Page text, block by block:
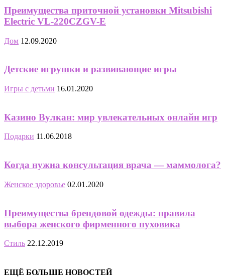
Преимущества приточной установки Mitsubishi
Electric VL-220CZGV-E
Дом 12.09.2020
Детские игрушки и развивающие игры
Игры с детьми 16.01.2020
Казино Вулкан: мир увлекательных онлайн игр
Подарки 11.06.2018
Когда нужна консультация врача — маммолога?
Женское здоровье 02.01.2020
Преимущества брендовой одежды: правила
выбора женского фирменного пуховика
Стиль 22.12.2019
ЕЩЁ БОЛЬШЕ НОВОСТЕЙ